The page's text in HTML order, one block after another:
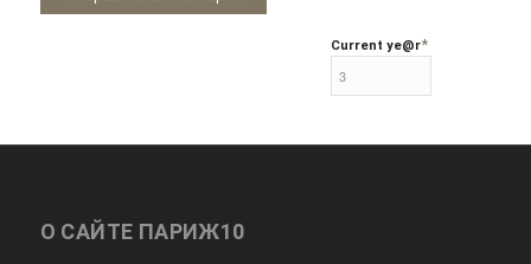
Current ye@r*
О САЙТЕ ПАРИЖ10